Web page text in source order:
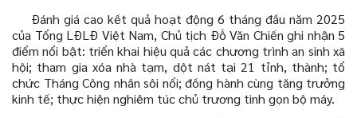
Đánh giá cao kết quả hoạt động 6 tháng đầu năm 2025
của Tổng LĐLĐ Việt Nam, Chủ tịch Đỗ Văn Chiến ghi nhận 5
điểm nổi bật: triển khai hiệu quả các chương trình an sinh xã
hội; tham gia xóa nhà tạm, dột nát tại 21 tỉnh, thành; tổ
chức Tháng Công nhân sôi nổi; đồng hành cùng tăng trưởng
kinh tế; thực hiện nghiêm túc chủ trương tinh gọn bộ máy.